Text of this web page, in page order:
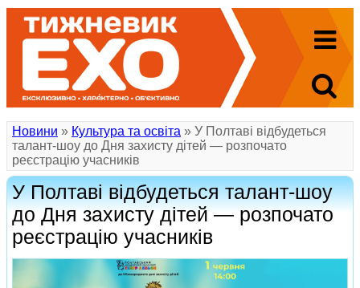
Новини » Культура та освіта » У Полтаві відбудеться
талант-шоу до Дня захисту дітей — розпочато
реєстрацію учасників
У Полтаві відбудеться талант-шоу
до Дня захисту дітей — розпочато
реєстрацію учасників